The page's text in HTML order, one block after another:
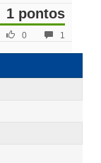
1 pontos
1
0